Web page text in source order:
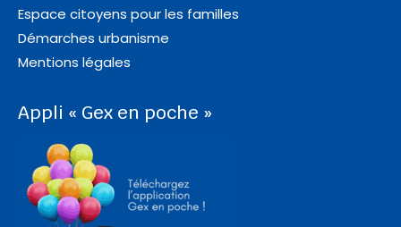
Espace citoyens pour les familles
Démarches urbanisme
Mentions légales
Appli « Gex en poche »